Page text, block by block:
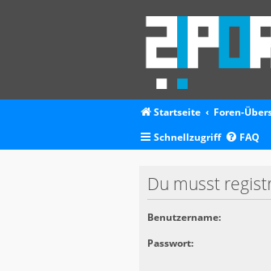
Startseite
Foren-
Schnellzugriff
FAQ
Du musst
Benutzername:
Passwort: